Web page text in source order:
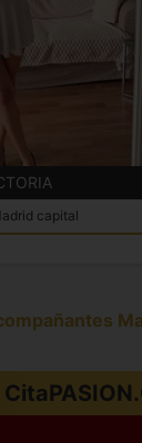
capital